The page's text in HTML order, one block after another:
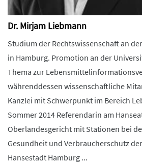
Dr. Mirjam Liebmann
Studium der Rechtswissenschaft an
in Hamburg. Promotion an der
Thema zur
währenddessen wissenschaftliche
Kanzlei mit Schwerpunkt im Bereich
Sommer 2014 Referendarin am
Oberlandesgericht mit Stationen bei
Gesundheit und Verbraucherschutz
Hansestadt Hamburg ...